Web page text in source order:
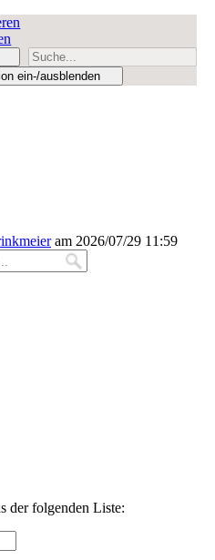
ein-/ausblenden
am 2026/07/29 11:59
der folgenden Liste: